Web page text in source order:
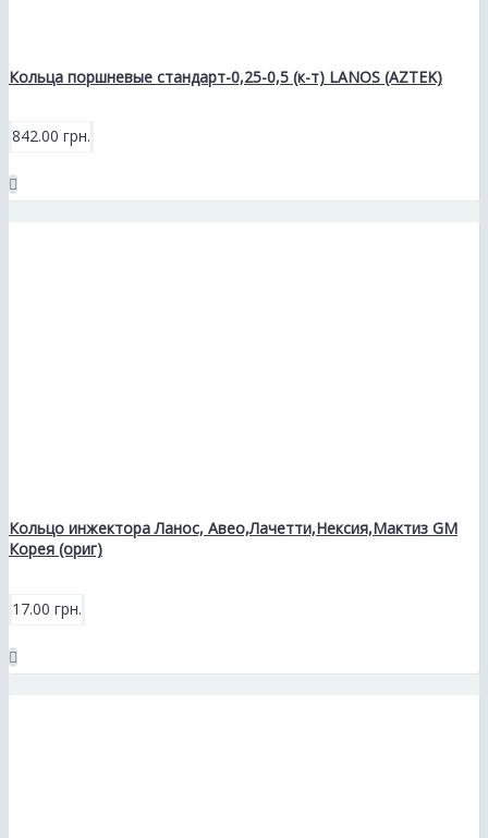
Кольца поршневые стандарт-0,25-0,5 (к-т) LANOS (AZTEK)
842.00 грн.
Кольцо инжектора Ланос, Авео,Лачетти,Нексия,Мактиз GM
Корея (ориг)
17.00 грн.